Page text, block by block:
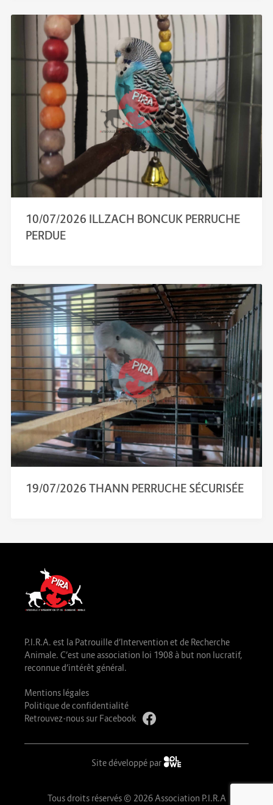
10/07/2026 ILLZACH BONCUK PERRUCHE
PERDUE
19/07/2026 THANN PERRUCHE SÉCURISÉE
P.I.R.A. est la Patrouille d’Intervention et de Recherche
Animale. C’est une association loi 1908 à but non lucratif,
reconnue d’intérêt général.
Mentions légales
Politique de confidentialité
Retrouvez-nous sur Facebook
Site développé par
Tous droits réservés © 2026 Association P.I.R.A